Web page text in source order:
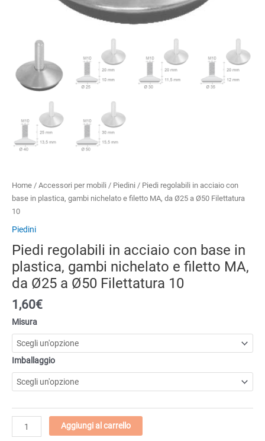
Home / Accessori per mobili / Piedini / Piedi regolabili in acciaio con
base in plastica, gambi nichelato e filetto MA, da Ø25 a Ø50 Filettatura
10
Piedini
Piedi regolabili in acciaio con base in
plastica, gambi nichelato e filetto MA,
da Ø25 a Ø50 Filettatura 10
1,60€
Misura
Imballaggio
Piedi
regolabili
Aggiungi al carrello